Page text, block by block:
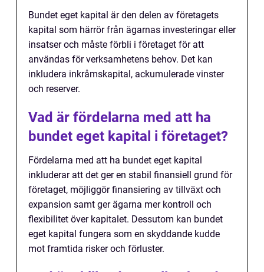
Bundet eget kapital är den delen av företagets
kapital som härrör från ägarnas investeringar eller
insatser och måste förbli i företaget för att
användas för verksamhetens behov. Det kan
inkludera inkråmskapital, ackumulerade vinster
och reserver.
Vad är fördelarna med att ha
bundet eget kapital i företaget?
Fördelarna med att ha bundet eget kapital
inkluderar att det ger en stabil finansiell grund för
företaget, möjliggör finansiering av tillväxt och
expansion samt ger ägarna mer kontroll och
flexibilitet över kapitalet. Dessutom kan bundet
eget kapital fungera som en skyddande kudde
mot framtida risker och förluster.